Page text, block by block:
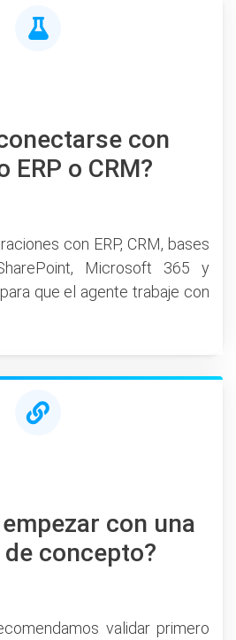
con
ERP o CRM?
con ERP, CRM, bases
Microsoft 365 y
que el agente trabaje con
con una
concepto?
validar primero